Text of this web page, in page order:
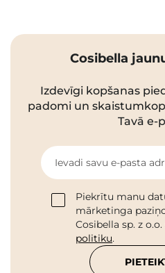
Cosibella
Izdevīgi kopšanas
padomi un
Tavā e-
Ievadi savu e-pasta
Piekrītu manu
mārketinga
Cosibella sp. z
politiku.